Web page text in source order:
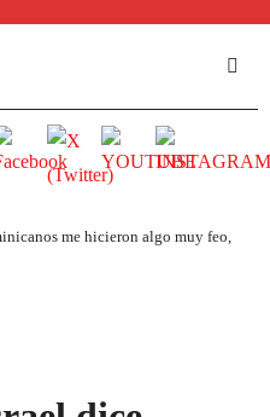
me hicieron algo muy feo,